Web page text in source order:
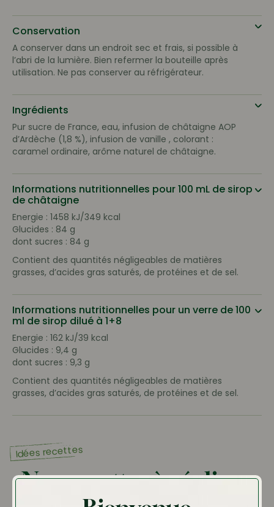
Conservation
A conserver dans un endroit sec et frais, si possible à
l’abri de la lumière. Bien refermer la bouteille après
utilisation. Ne pas conserver au réfrigérateur.
Ingrédients
Pur sucre de France, eau, infusion de châtaigne AOP
d’Ardèche (1,8 %), infusion de vanille , colorant :
caramel ordinaire, arôme naturel de châtaigne.
Informations nutritionnelles pour 100 mL de sirop
de châtaigne
Energie : 1458 kJ/349 kcal
Glucides : 84 g
dont sucres : 84 g
Contient des quantités négligeables de matières
grasses, d’acides gras saturés, de protéines et de sel.
Informations nutritionnelles pour un verre de 100
ml de sirop dilué à 1+8
Energie : 162 kJ/39 kcal
Glucides : 9,4 g
dont sucres : 9,3 g
Contient des quantités négligeables de matières
grasses, d’acides gras saturés, de protéines et de sel.
Idées recettes
Nos recettes à réaliser